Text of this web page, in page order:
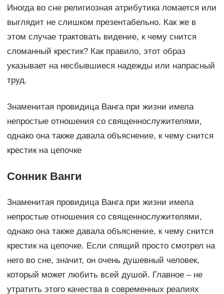
Иногда во сне религиозная атрибутика ломается или
выглядит не слишком презентабельно. Как же в
этом случае трактовать видение, к чему снится
сломанный крестик? Как правило, этот образ
указывает на несбывшиеся надежды или напрасный
труд.
Знаменитая провидица Ванга при жизни имела
непростые отношения со священнослужителями,
однако она также давала объяснение, к чему снится
крестик на цепочке
Сонник Ванги
Знаменитая провидица Ванга при жизни имела
непростые отношения со священнослужителями,
однако она также давала объяснение, к чему снится
крестик на цепочке. Если спящий просто смотрел на
него во сне, значит, он очень душевный человек,
который может любить всей душой. Главное – не
утратить этого качества в современных реалиях